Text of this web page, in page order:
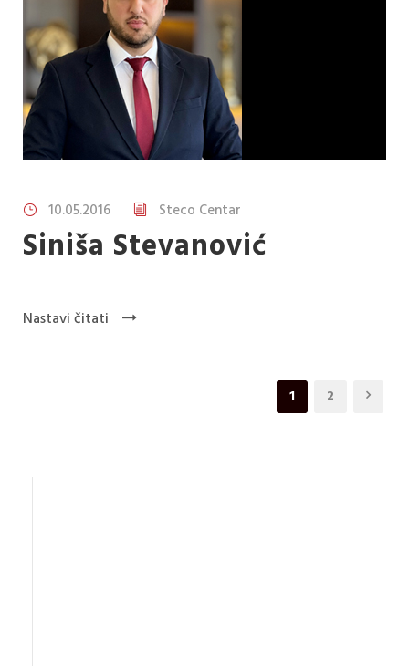
10.05.2016 Steco Centar
Siniša Stevanović
Nastavi čitati
1 2